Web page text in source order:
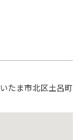
たま市北区土呂町